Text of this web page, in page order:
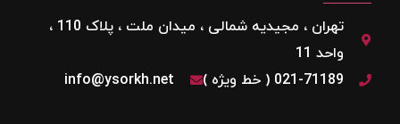
تهران ، مجیدیه شمالی ، میدان ملت ، پلاک 110 ،
واحد 11
021-71189 ( خط ویژه )
info@ysorkh.net